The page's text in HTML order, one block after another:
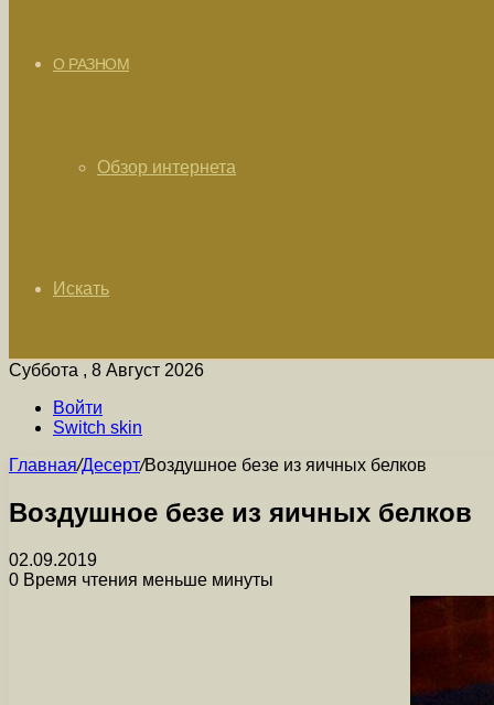
О РАЗНОМ
Обзор интернета
Искать
Суббота , 8 Август 2026
Войти
Switch skin
Главная/Десерт/Воздушное безе из яичных белков
Воздушное безе из яичных белков
02.09.2019
0 Время чтения меньше минуты